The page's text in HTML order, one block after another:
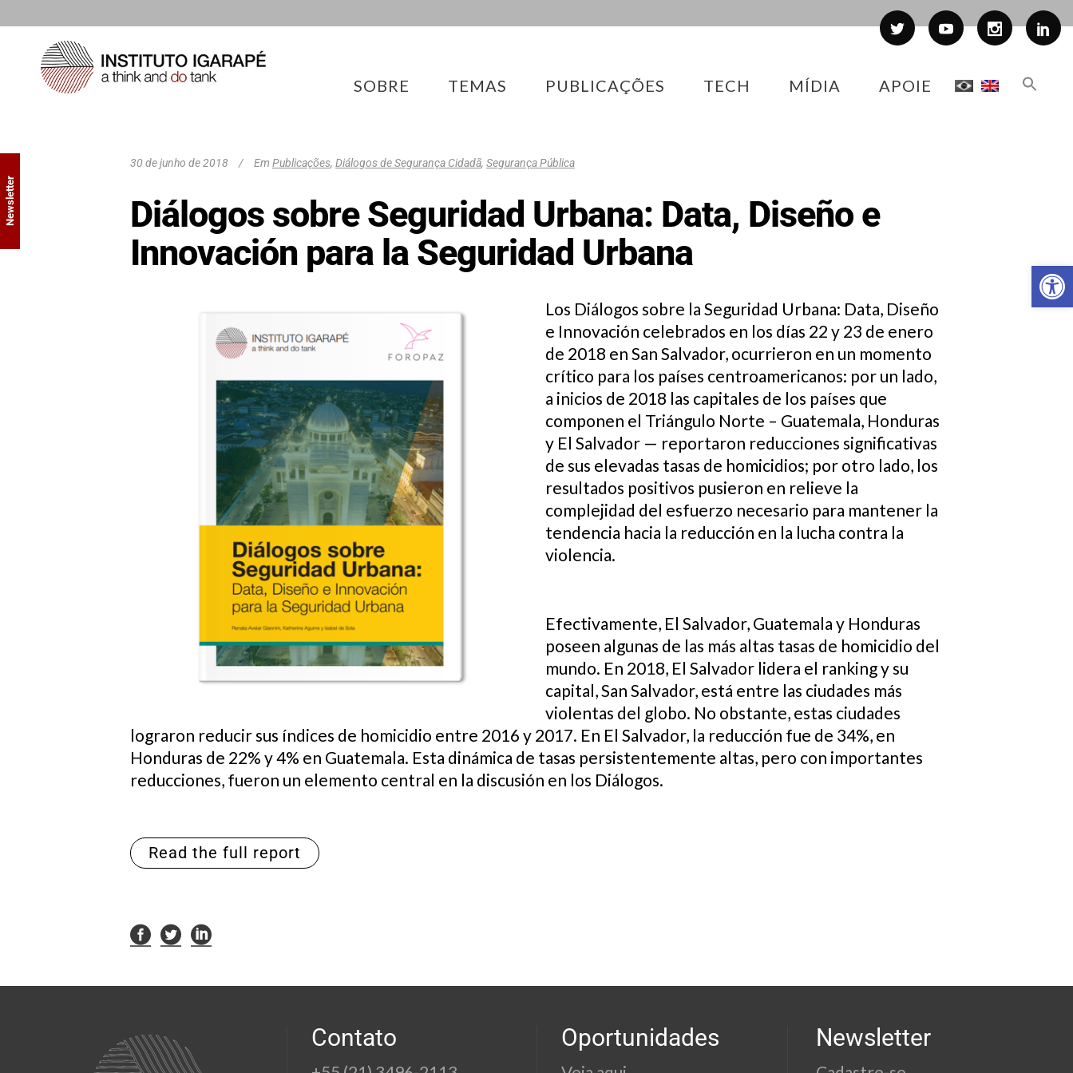
SOBRE TEMAS PUBLICAÇÕES TECH MÍDIA APOIE
30 de junho de 2018 Em Publicações, Diálogos de Segurança Cidadã, Segurança Pública
Diálogos sobre Seguridad Urbana: Data, Diseño e
Innovación para la Seguridad Urbana
Los Diálogos sobre la Seguridad Urbana: Data, Diseño
e Innovación celebrados en los días 22 y 23 de enero
de 2018 en San Salvador, ocurrieron en un momento
crítico para los países centroamericanos: por un lado,
a inicios de 2018 las capitales de los países que
componen el Triángulo Norte – Guatemala, Honduras
y El Salvador — reportaron reducciones significativas
de sus elevadas tasas de homicidios; por otro lado, los
resultados positivos pusieron en relieve la
complejidad del esfuerzo necesario para mantener la
tendencia hacia la reducción en la lucha contra la
violencia.
Efectivamente, El Salvador, Guatemala y Honduras
poseen algunas de las más altas tasas de homicidio del
mundo. En 2018, El Salvador lidera el ranking y su
capital, San Salvador, está entre las ciudades más
violentas del globo. No obstante, estas ciudades
lograron reducir sus índices de homicidio entre 2016 y 2017. En El Salvador, la reducción fue de 34%, en
Honduras de 22% y 4% en Guatemala. Esta dinámica de tasas persistentemente altas, pero con importantes
reducciones, fueron un elemento central en la discusión en los Diálogos.
Read the full report
Contato Oportunidades Newsletter
Newsletter